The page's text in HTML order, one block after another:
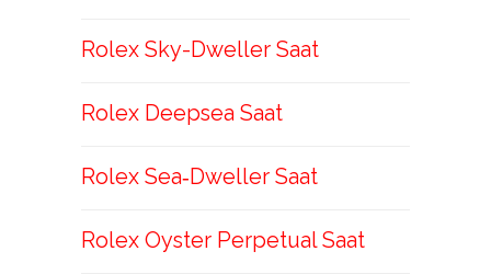
Rolex Sky-Dweller Saat
Rolex Deepsea Saat
Rolex Sea‑Dweller Saat
Rolex Oyster Perpetual Saat